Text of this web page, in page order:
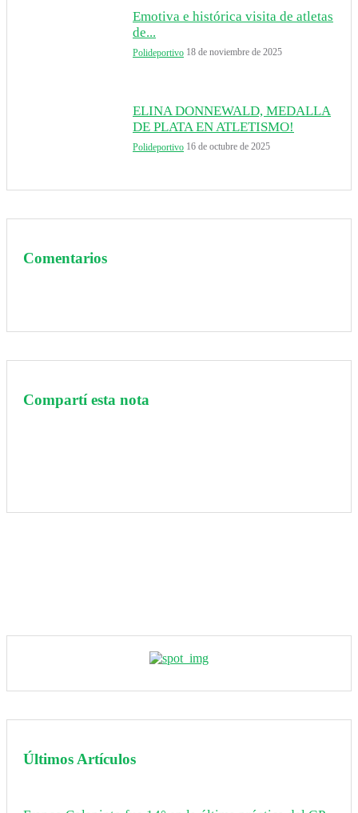
Emotiva e histórica visita de atletas
de...
Polideportivo 18 de noviembre de 2025
ELINA DONNEWALD, MEDALLA
DE PLATA EN ATLETISMO!
Polideportivo 16 de octubre de 2025
Comentarios
Compartí esta nota
Últimos Artículos